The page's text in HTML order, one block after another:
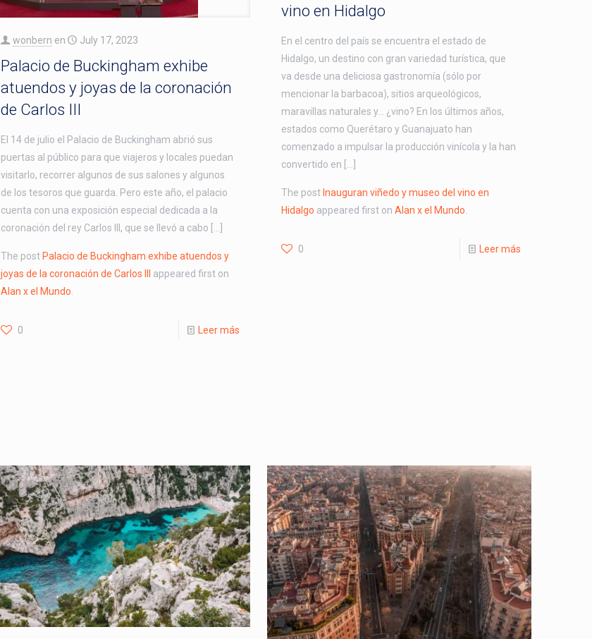
wonbern en July 17, 2023
Palacio de Buckingham exhibe
atuendos y joyas de la coronación
de Carlos III
El 14 de julio el Palacio de Buckingham abrió sus
puertas al público para que viajeros y locales puedan
visitarlo, recorrer algunos de sus salones y algunos
de los tesoros que guarda. Pero este año, el palacio
cuenta con una exposición especial dedicada a la
coronación del rey Carlos III, que se llevó a cabo […]
The post Palacio de Buckingham exhibe atuendos y
joyas de la coronación de Carlos III
appeared first on
Alan x el Mundo
0 Leer más
vino en Hidalgo
En el centro del país se encuentra el estado de
Hidalgo, un destino con gran variedad turística, que
va desde una deliciosa gastronomía (sólo por
mencionar la barbacoa), sitios arqueológicos,
maravillas naturales y… ¿vino? En los últimos años,
estados como Querétaro y Guanajuato han
comenzado a impulsar la producción vinícola y la han
convertido en […]
The post Inauguran viñedo y museo del vino en
Hidalgo appeared first onAlan x el Mundo
0 Leer más